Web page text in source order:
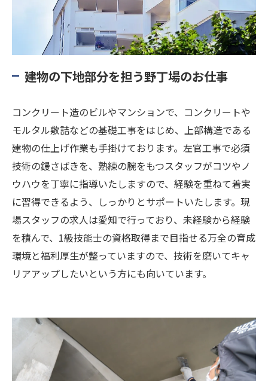
建物の下地部分を担う野丁場のお仕事
コンクリート造のビルやマンションで、コンクリートや
モルタル敷詰などの基礎工事をはじめ、上部構造である
建物の仕上げ作業も手掛けております。左官工事で必須
技術の鏝さばきを、熟練の腕をもつスタッフがコツやノ
ウハウを丁寧に指導いたしますので、経験を重ねて着実
に習得できるよう、しっかりとサポートいたします。現
場スタッフの求人は愛知で行っており、未経験から経験
を積んで、1級技能士の資格取得まで目指せる万全の育成
環境と福利厚生が整っていますので、技術を磨いてキャ
リアアップしたいという方にも向いています。